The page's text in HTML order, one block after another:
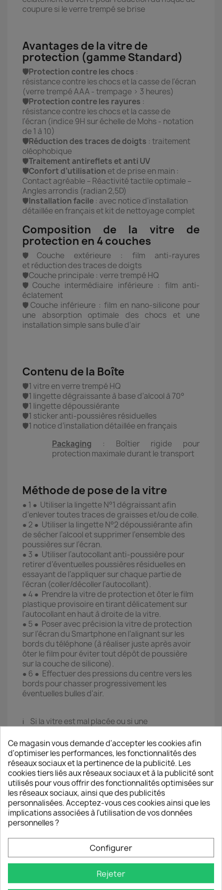
coupure si le verre trempé se brise
Avantages de la vitre de
protection (gamme Standard)
🛡️Protection contre les chocs :
résistance contre les chocs et la casse de l'écran
(verre trempé AAA - trempage > 3 heures)
🛡️Protection contre les rayures :
résistance contre les chocs et la casse de
l'écran (indice 9H sur échelle de Mohs - notation
de 1 à 10)
🛡️Réduction des traces de doigts : traitement
oléophobique
🛡️Traitement antireflets et anti UV
🛡️Confort d’utilisation et de prise en main :
Contact agréable – Réactivité tactile optimale –
Angles arrondis (radian 2,5D)
🛡️Installation facile : avec notice d'installation
détaillée en français et kit de nettoyage complet
Composition de la vitre de
protection en 4 couches
🛡️Couche extérieure : film anti-rayures
et réduction des traces de doigts
🛡️Couche principale : verre trempé HQ
🛡️Couche intermédiaire inférieure : film anti-
éclatement
🛡️Couche inférieure : film en nano-silicone pour
une absorption optimale des chocs et une
installation simple sans bulle d’air
Contenu de la Boîte
🛡️1 vitre en verre trempé HQ
🛡️1 lingette dégraissante à base d’alcool à 70°
🛡️1 lingette dépoussiérante
🛡️1 sticker anti-poussières résiduelles
🛡️1 notice d’installation détaillée en français
Packaging : Boîtier rigide pour
protection maximale durant le transport
Méthode de pose de la vitre
● 1 ● Utiliser la lingette N°1 dégraissant afin
d’enlever toutes traces de graisses et/ou de colle.
● 2 ● Utiliser la lingette N°2 dépoussiérante afin
de sécher l’alcool et supprimer l’ensemble des
poussières sur l’écran.
● 3 ● Utiliser l’autocollant anti-poussière pour
retirer d’éventuelles poussières résiduelles en
essayant de l’appliquer sur chaque partie de
l’écran (coller/décoller l’autocollant).
● 4 ● Prendre la vitre de protection et ôter le film
plastique provisoire en tirant délicatement sur
l’autocollant en haut à droite de la vitre.
● 5 ● Poser avec précision la vitre de protection
sur l’écran du Smartphone en l’alignant sur les
bords du téléphone (à réaliser juste après avoir
ôter le film pour éviter tout dépôt de poussière
sur la couche de silicone).
● 6 ● Effectuer des pressions du centre vers les
bords pour chasser progressivement les
éventuelles bulles d'air.
ℹ️ Si la vitre est mal placée ou si une
d’air il est possible de la décoller pour la replacer
immédiatement en veillant à ne pas laisser de
poussière se poser.
Les vitres de protection TM-Concept®
respectent les meilleurs standards du marché
d’un point de vue protection, confort d’utilisation
et durée de vie.
Chaque commande bénéficie d'unContrôle
avant expédition et d'une
Satisfait ou remboursé.
Ce magasin vous demande d'accepter les cookies afin
d'optimiser les performances, les fonctionnalités des
réseaux sociaux et la pertinence de la publicité. Les
cookies tiers liés aux réseaux sociaux et à la publicité sont
utilisés pour vous offrir des fonctionnalités optimisées sur
les réseaux sociaux, ainsi que des publicités
personnalisées. Acceptez-vous ces cookies ainsi que les
implications associées à l'utilisation de vos données
personnelles ?
Configurer
Rejeter